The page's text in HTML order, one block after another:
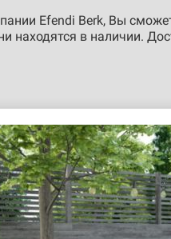
Efendi Berk, Вы
находятся в наличии.